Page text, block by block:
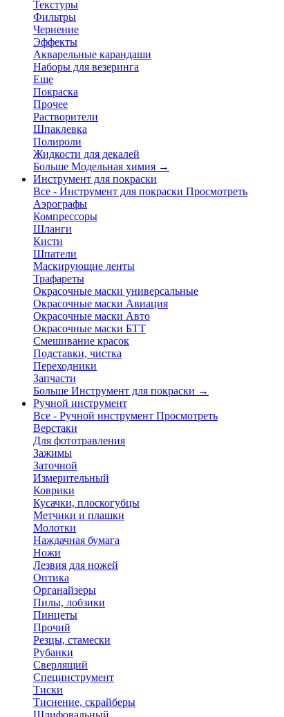
Текстуры
Фильтры
Чернение
Эффекты
Акварельные карандаши
Наборы для везеринга
Еще
Покраска
Прочее
Растворители
Шпаклевка
Полироли
Жидкости для декалей
Больше Модельная химия →
Инструмент для покраски
Все - Инструмент для покраски Просмотреть
Аэрографы
Компрессоры
Шланги
Кисти
Шпатели
Маскирующие ленты
Трафареты
Окрасочные маски универсальные
Окрасочные маски Авиация
Окрасочные маски Авто
Окрасочные маски БТТ
Смешивание красок
Подставки, чистка
Переходники
Запчасти
Больше Инструмент для покраски →
Ручной инструмент
Все - Ручной инструмент Просмотреть
Верстаки
Для фототравления
Зажимы
Заточной
Измерительный
Коврики
Кусачки, плоскогубцы
Метчики и плашки
Молотки
Наждачная бумага
Ножи
Лезвия для ножей
Оптика
Органайзеры
Пилы, лобзики
Пинцеты
Прочий
Резцы, стамески
Рубанки
Сверлящий
Специнструмент
Тиски
Тиснение, скрайберы
Шлифовальный